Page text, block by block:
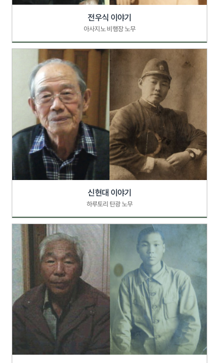
전우식 이야기
아사지노 비행장 노무
신현대 이야기
하루토리 탄광 노무